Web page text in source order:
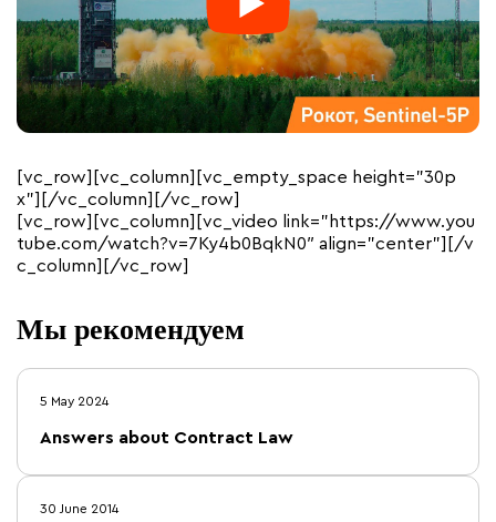
[vc_row][vc_column][vc_empty_space height=”30p
x”][/vc_column][/vc_row]
[vc_row][vc_column][vc_video link=”https://www.you
tube.com/watch?v=7Ky4b0BqkN0″ align=”center”][/v
c_column][/vc_row]
Мы рекомендуем
5 May 2024
Answers about Contract Law
30 June 2014